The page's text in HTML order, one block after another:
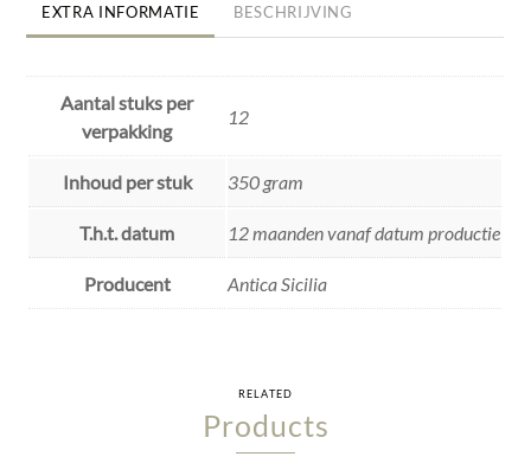
EXTRA INFORMATIE BESCHRIJVING
Aantal stuks per
verpakking
12
Inhoud per stuk 350 gram
T.h.t. datum 12 maanden vanaf datum productie
Producent Antica Sicilia
RELATED
Products